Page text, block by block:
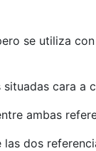
se utiliza
cara a
ambas
dos